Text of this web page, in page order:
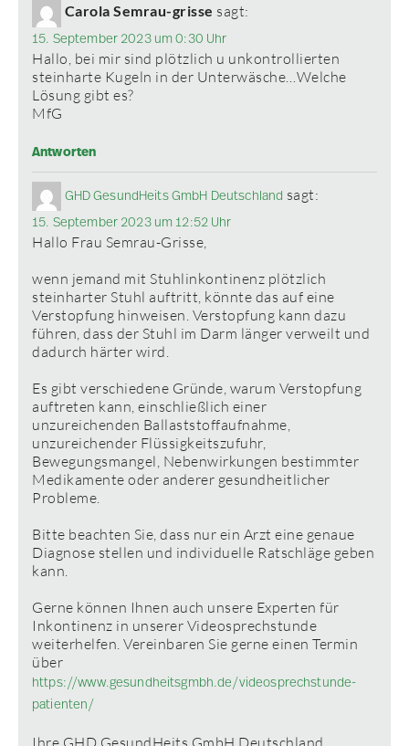
Carola Semrau-grisse sagt:
15. September 2023 um 0:30 Uhr
Hallo, bei mir sind plötzlich u unkontrollierten
steinharte Kugeln in der Unterwäsche…Welche
Lösung gibt es?
MfG
Antworten
GHD GesundHeits GmbH Deutschland sagt:
15. September 2023 um 12:52 Uhr
Hallo Frau Semrau-Grisse,
wenn jemand mit Stuhlinkontinenz plötzlich
steinharter Stuhl auftritt, könnte das auf eine
Verstopfung hinweisen. Verstopfung kann dazu
führen, dass der Stuhl im Darm länger verweilt und
dadurch härter wird.
Es gibt verschiedene Gründe, warum Verstopfung
auftreten kann, einschließlich einer
unzureichenden Ballaststoffaufnahme,
unzureichender Flüssigkeitszufuhr,
Bewegungsmangel, Nebenwirkungen bestimmter
Medikamente oder anderer gesundheitlicher
Probleme.
Bitte beachten Sie, dass nur ein Arzt eine genaue
Diagnose stellen und individuelle Ratschläge geben
kann.
Gerne können Ihnen auch unsere Experten für
Inkontinenz in unserer Videosprechstunde
weiterhelfen. Vereinbaren Sie gerne einen Termin
über
https://www.gesundheitsgmbh.de/videosprechstunde-
patienten/
Ihre GHD GesundHeits GmbH Deutschland